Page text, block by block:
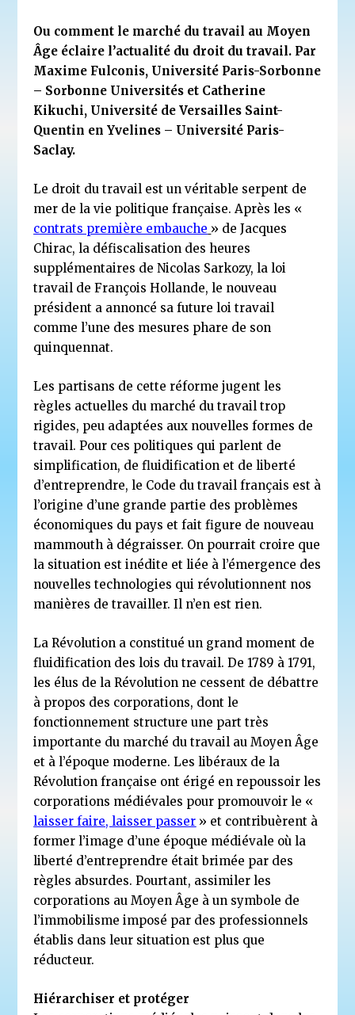
Ou comment le marché du travail au Moyen
Âge éclaire l’actualité du droit du travail. Par
Maxime Fulconis, Université Paris-Sorbonne
– Sorbonne Universités et Catherine
Kikuchi, Université de Versailles Saint-
Quentin en Yvelines – Université Paris-
Saclay.
Le droit du travail est un véritable serpent de
mer de la vie politique française. Après les «
contrats première embauche » de Jacques
Chirac, la défiscalisation des heures
supplémentaires de Nicolas Sarkozy, la loi
travail de François Hollande, le nouveau
président a annoncé sa future loi travail
comme l’une des mesures phare de son
quinquennat.
Les partisans de cette réforme jugent les
règles actuelles du marché du travail trop
rigides, peu adaptées aux nouvelles formes de
travail. Pour ces politiques qui parlent de
simplification, de fluidification et de liberté
d’entreprendre, le Code du travail français est à
l’origine d’une grande partie des problèmes
économiques du pays et fait figure de nouveau
mammouth à dégraisser. On pourrait croire que
la situation est inédite et liée à l’émergence des
nouvelles technologies qui révolutionnent nos
manières de travailler. Il n’en est rien.
La Révolution a constitué un grand moment de
fluidification des lois du travail. De 1789 à 1791,
les élus de la Révolution ne cessent de débattre
à propos des corporations, dont le
fonctionnement structure une part très
importante du marché du travail au Moyen Âge
et à l’époque moderne. Les libéraux de la
Révolution française ont érigé en repoussoir les
corporations médiévales pour promouvoir le «
laisser faire, laisser passer » et contribuèrent à
former l’image d’une époque médiévale où la
liberté d’entreprendre était brimée par des
règles absurdes. Pourtant, assimiler les
corporations au Moyen Âge à un symbole de
l’immobilisme imposé par des professionnels
établis dans leur situation est plus que
réducteur.
Hiérarchiser et protéger